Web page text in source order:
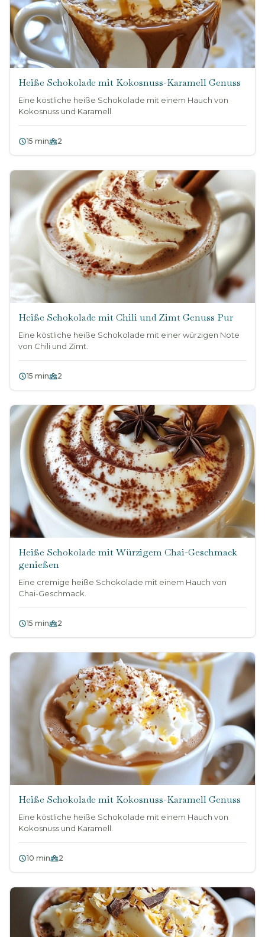
Heiße Schokolade mit Kokosnuss-Karamell Genuss
Eine köstliche heiße Schokolade mit einem Hauch von
Kokosnuss und Karamell.
15 min 2
Heiße Schokolade mit Chili und Zimt Genuss Pur
Eine köstliche heiße Schokolade mit einer würzigen Note
von Chili und Zimt.
15 min 2
Heiße Schokolade mit Würzigem Chai-Geschmack
genießen
Eine cremige heiße Schokolade mit einem Hauch von
Chai-Geschmack.
15 min 2
Heiße Schokolade mit Kokosnuss-Karamell Genuss
Eine köstliche heiße Schokolade mit einem Hauch von
Kokosnuss und Karamell.
10 min 2